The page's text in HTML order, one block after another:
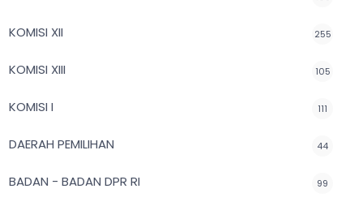
KOMISI XII 255
KOMISI XIII 105
KOMISI I 111
DAERAH PEMILIHAN 44
BADAN - BADAN DPR RI 99